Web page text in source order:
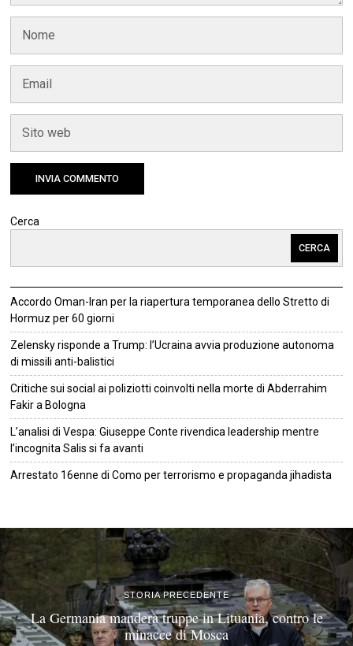
Cerca
CERCA
Accordo Oman-Iran per la riapertura temporanea dello Stretto di
Hormuz per 60 giorni
Zelensky risponde a Trump: l’Ucraina avvia produzione autonoma
di missili anti-balistici
Critiche sui social ai poliziotti coinvolti nella morte di Abderrahim
Fakir a Bologna
L’analisi di Vespa: Giuseppe Conte rivendica leadership mentre
l’incognita Salis si fa avanti
Arrestato 16enne di Como per terrorismo e propaganda jihadista
STORIA PRECEDENTE
La Germania manderà truppe in Lituania, contro le
minacce di Mosca